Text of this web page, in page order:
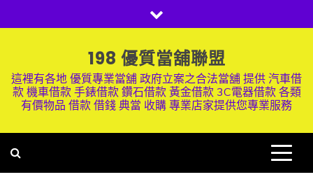
to
198 優質當舖聯盟
這裡有各地 優質專業當舖 政府立案之合法當舖 提供 汽車借
款 機車借款 手錶借款 鑽石借款 黃金借款 3C電器借款 各類
有價物品 借款 借錢 典當 收購 專業店家提供您專業服務